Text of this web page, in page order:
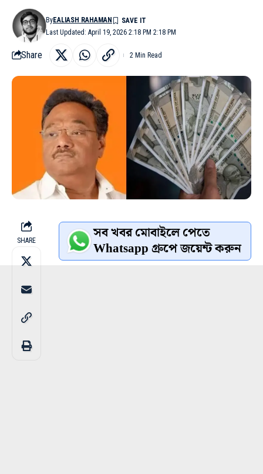
Last Updated: April 19, 2026 2:18 PM 2:18 PM
ByEALIASH RAHAMAN
Share 2 Min Read
SHARE সব খবর মোবাইলে পেতে
Whatsapp গ্রুপে জয়েন্ট করুন